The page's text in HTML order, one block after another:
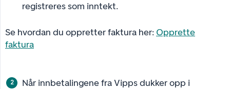
registreres som inntekt.
Se hvordan du oppretter faktura her: Opprette
faktura
Når innbetalingene fra Vipps dukker opp i